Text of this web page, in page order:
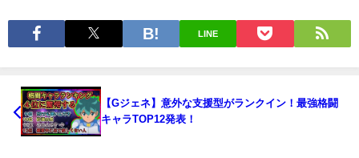
LINE
【Gジェネ】意外な支援型がランクイン！最強格闘
キャラTOP12発表！